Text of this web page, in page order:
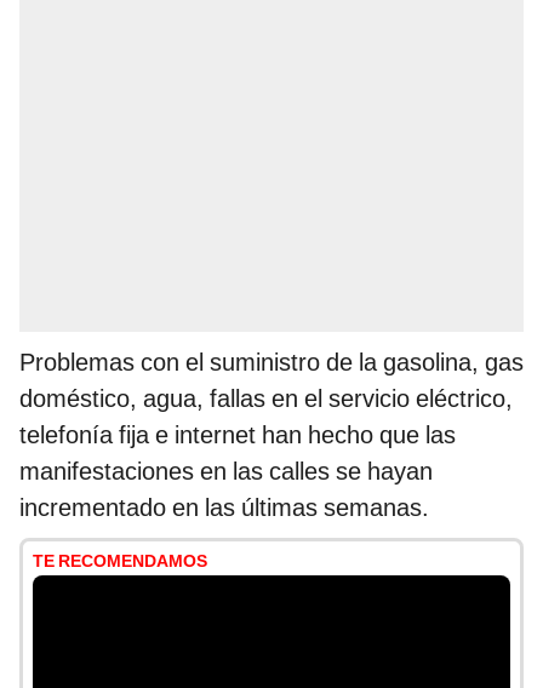
Problemas con el suministro de la gasolina, gas
doméstico, agua, fallas en el servicio eléctrico,
telefonía fija e internet han hecho que las
manifestaciones en las calles se hayan
incrementado en las últimas semanas.
TE RECOMENDAMOS